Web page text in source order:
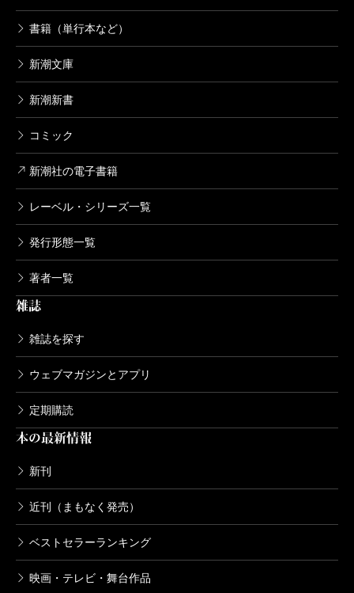
書籍（単行本など）
新潮文庫
新潮新書
コミック
新潮社の電子書籍
レーベル・シリーズ一覧
発行形態一覧
著者一覧
雑誌
雑誌を探す
ウェブマガジンとアプリ
定期購読
本の最新情報
新刊
近刊（まもなく発売）
ベストセラーランキング
映画・テレビ・舞台作品